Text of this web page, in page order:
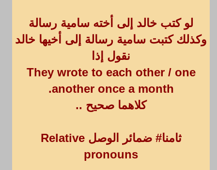
لو كتب خالد إلى أخته سامية رسالة
وكذلك كتبت سامية رسالة إلى أخيها خالد
نقول إذا
They wrote to each other / one
another once a month.
كلاهما صحيح ..
ثامنا# ضمائر الوصل Relative
pronouns